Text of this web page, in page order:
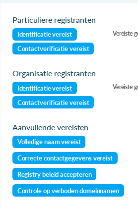
Particuliere registranten
Identificatie vereist
Contactverificatie vereist
Vereiste
Organisatie registranten
Identificatie vereist
Contactverificatie vereist
Vereiste
Aanvullende vereisten
Volledige naam vereist
Correcte contactgegevens vereist
Registry beleid accepteren
Controle op verboden domeinnamen